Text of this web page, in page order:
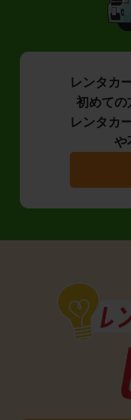
レンタカ
初めての
レンタカ
や